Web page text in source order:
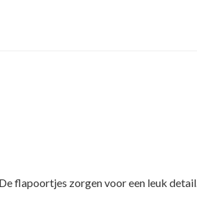
flapoortjes zorgen voor een leuk detail.